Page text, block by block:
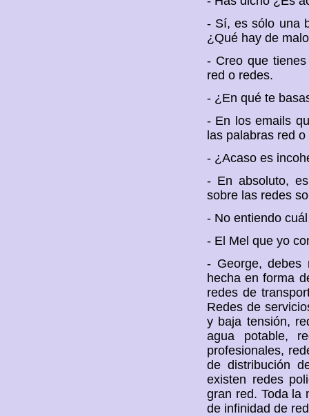
- Sí, es sólo una
¿Qué hay de
- Creo que
red o redes.
- ¿En qué te
- En los emails
las palabras red
- ¿Acaso es
- En absoluto,
sobre las redes
- No entiendo
- El Mel que yo
- George, debes
hecha en forma
redes de
Redes de
y baja tensión,
agua potable,
profesionales,
de distribución
existen redes
gran red. Toda la
de infinidad de